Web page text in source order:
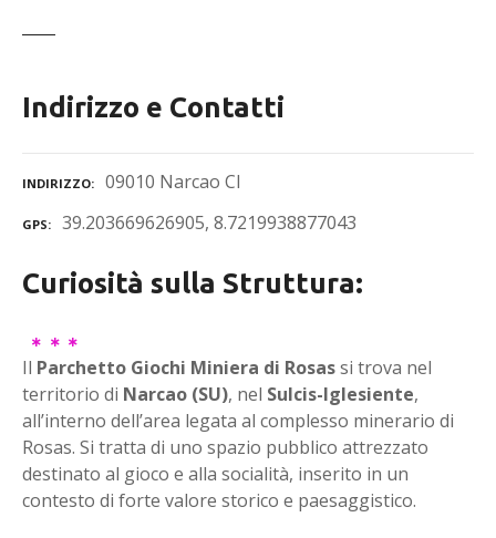
Indirizzo e Contatti
INDIRIZZO 09010 Narcao CI
GPS 39.203669626905, 8.7219938877043
Curiosità sulla Struttura:
Il Parchetto Giochi Miniera di Rosassi trova nel
territorio di Narcao (SU), nel Sulcis-Iglesiente,
all’interno dell’area legata al complesso minerario di
Rosas. Si tratta di uno spazio pubblico attrezzato
destinato al gioco e alla socialità, inserito in un
contesto di forte valore storico e paesaggistico.